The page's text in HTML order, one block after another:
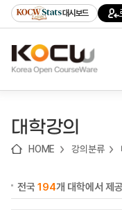
기
기
기
content)
가
대시보드
대학강의
HOME 강의분류
전국194개 대학에서 제